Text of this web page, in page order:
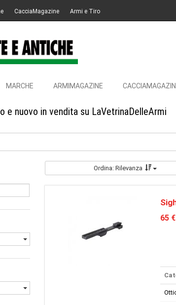
CacciaMagazine Armi e Tiro
MARCHE ARMIMAGAZINE
e nuovo in vendita su LaVetrinaDelleArmi
Ordina: Rilevanza
65 €